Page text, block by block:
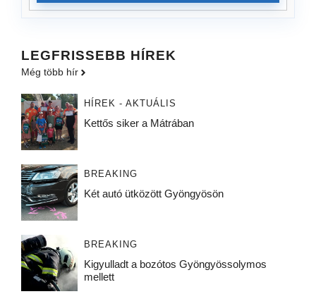
LEGFRISSEBB HÍREK
Még több hír
HÍREK - AKTUÁLIS
Kettős siker a Mátrában
BREAKING
Két autó ütközött Gyöngyösön
BREAKING
Kigyulladt a bozótos Gyöngyössolymos
mellett